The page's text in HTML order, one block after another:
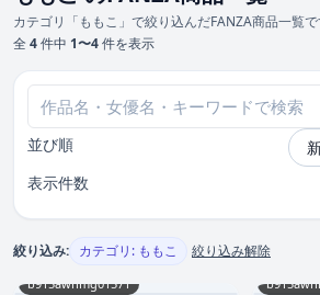
カテゴリ「ももこ」で絞り込んだFANZA商品一覧で
全 4件中 1〜4件を表示
並び順
表示件数
絞り込み: カテゴリ: ももこ 絞り込み解除
b915awnmg01571